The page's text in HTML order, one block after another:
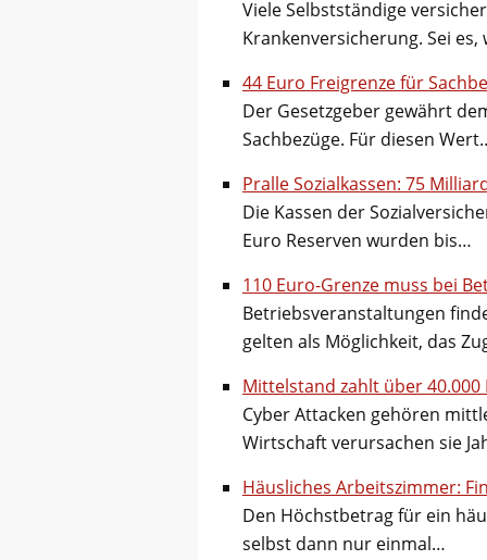
Viele Selbstständige
Krankenversicherung. Sei es,
44 Euro Freigrenze für
Der Gesetzgeber gewährt
Sachbezüge. Für diesen
Pralle Sozialkassen: 75
Die Kassen der
Euro Reserven wurden bis…
110 Euro-Grenze muss bei
Betriebsveranstaltungen
gelten als Möglichkeit, das
Mittelstand zahlt über
Cyber Attacken gehören
Wirtschaft verursachen sie
Häusliches Arbeitszimmer:
Den Höchstbetrag für ein
selbst dann nur einmal…